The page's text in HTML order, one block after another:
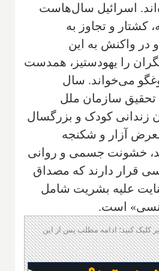
اسرائیل سال‌هاست
کشتار و تجاوز به
در واکنش به این
را یهودستیز، همدست
می‌خواند. سال
سازمان ملل
زندانی کودک و بزرگسال
آزار و شکنجه
خشونت جسمی و روانی
قرار دارند که مصداق
علیه بشریت شامل
است.
کلیک کنید؛ ادامه مطلب پس از این